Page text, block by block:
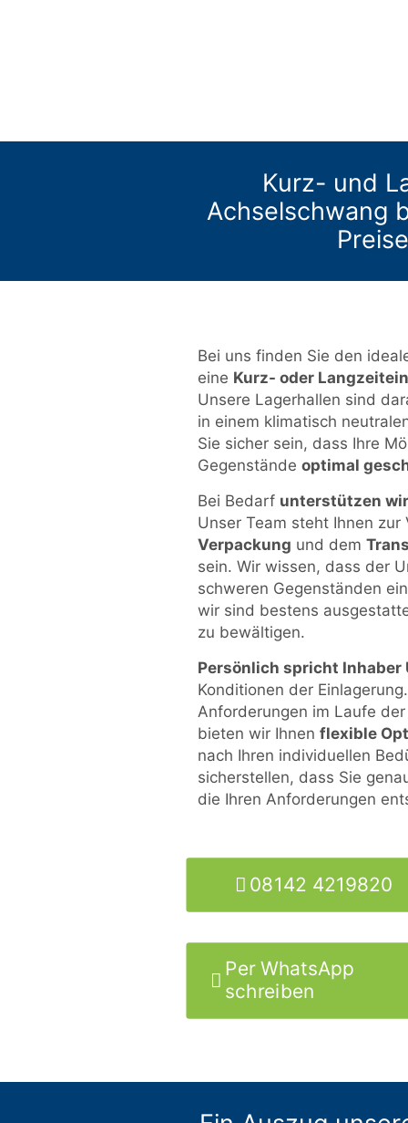
Kurz- und
Achselschwang
Bei uns finden Sie den
eine Kurz- oder
Unsere Lagerhallen sind
in einem klimatisch
Sie sicher sein, dass Ihre
Gegenstände optimal
Bei Bedarf unterstützen
Unser Team steht Ihnen
Verpackung und dem
sein. Wir wissen, dass der
schweren Gegenständen
wir sind bestens
zu bewältigen.
Persönlich spricht Inhaber
Konditionen der
Anforderungen im Laufe
bieten wir Ihnen flexible
nach Ihren individuellen
sicherstellen, dass Sie
die Ihren Anforderungen
08142 4219820
Per WhatsApp
schreiben